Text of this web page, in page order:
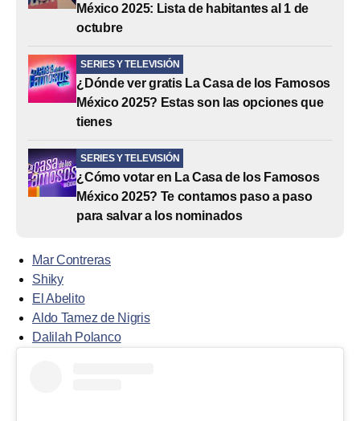
México 2025: Lista de habitantes al 1 de
octubre
SERIES Y TELEVISIÓN
¿Dónde ver gratis La Casa de los Famosos
México 2025? Estas son las opciones que
tienes
SERIES Y TELEVISIÓN
¿Cómo votar en La Casa de los Famosos
México 2025? Te contamos paso a paso
para salvar a los nominados
Mar Contreras
Shiky
El Abelito
Aldo Tamez de Nigris
Dalilah Polanco